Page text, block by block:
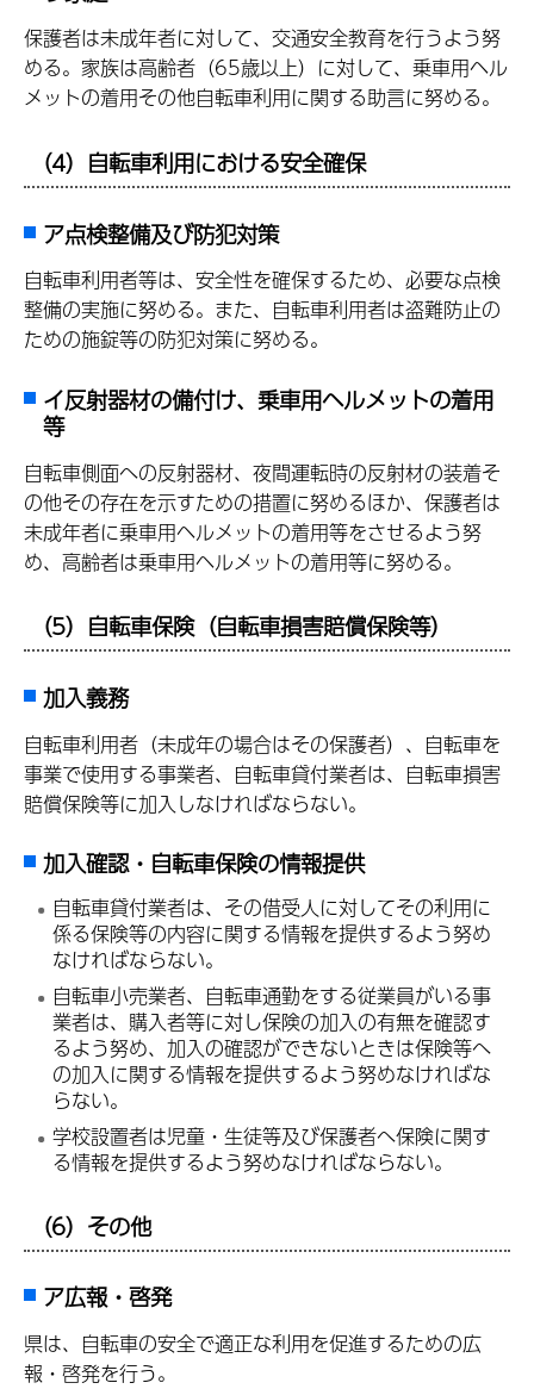
保護者は未成年者に対して、交通安全教育を行うよう努
める。家族は高齢者（65歳以上）に対して、乗車用ヘル
メットの着用その他自転車利用に関する助言に努める。
（4）自転車利用における安全確保
ア点検整備及び防犯対策
自転車利用者等は、安全性を確保するため、必要な点検
整備の実施に努める。また、自転車利用者は盗難防止の
ための施錠等の防犯対策に努める。
イ反射器材の備付け、乗車用ヘルメットの着用
等
自転車側面への反射器材、夜間運転時の反射材の装着そ
の他その存在を示すための措置に努めるほか、保護者は
未成年者に乗車用ヘルメットの着用等をさせるよう努
め、高齢者は乗車用ヘルメットの着用等に努める。
（5）自転車保険（自転車損害賠償保険等）
加入義務
自転車利用者（未成年の場合はその保護者）、自転車を
事業で使用する事業者、自転車貸付業者は、自転車損害
賠償保険等に加入しなければならない。
加入確認・自転車保険の情報提供
自転車貸付業者は、その借受人に対してその利用に
係る保険等の内容に関する情報を提供するよう努め
なければならない。
自転車小売業者、自転車通勤をする従業員がいる事
業者は、購入者等に対し保険の加入の有無を確認す
るよう努め、加入の確認ができないときは保険等へ
の加入に関する情報を提供するよう努めなければな
らない。
学校設置者は児童・生徒等及び保護者へ保険に関す
る情報を提供するよう努めなければならない。
（6）その他
ア広報・啓発
県は、自転車の安全で適正な利用を促進するための広
報・啓発を行う。